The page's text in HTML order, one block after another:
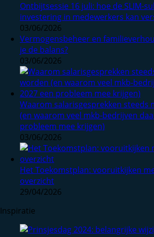
Ontbijtsessie 16 juli: hoe de SLIM-
investering in medewerkers kan
03/06/2026
Vermogensbeheer en
je de balans?
03/06/2026
Waarom salarisgesprekken steeds
(en waarom veel mkb-bedrijven
probleem mee krijgen)
03/06/2026
Het Toekomstplan: vooruitkijken
overzicht
29/04/2026
Inspiratie